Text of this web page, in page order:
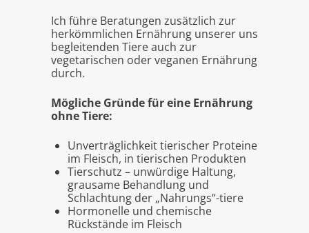
Ich führe Beratungen zusätzlich zur
herkömmlichen Ernährung unserer uns
begleitenden Tiere auch zur
vegetarischen oder veganen Ernährung
durch.
Mögliche Gründe für eine Ernährung
ohne Tiere:
Unverträglichkeit tierischer Proteine
im Fleisch, in tierischen Produkten
Tierschutz – unwürdige Haltung,
grausame Behandlung und
Schlachtung der „Nahrungs“-tiere
Hormonelle und chemische
Rückstände im Fleisch